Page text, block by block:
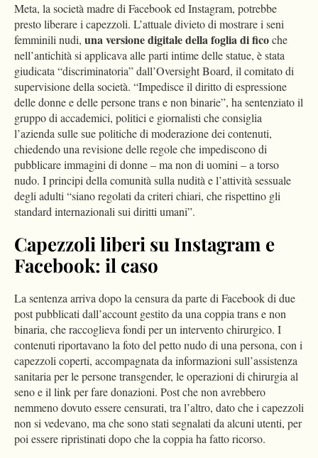
Meta, la società madre di Facebook ed Instagram, potrebbe
presto liberare i capezzoli. L’attuale divieto di mostrare i seni
femminili nudi, una versione digitale della foglia di ficoche
nell’antichità si applicava alle parti intime delle statue, è stata
giudicata “discriminatoria” dall’Oversight Board, il comitato di
supervisione della società. “Impedisce il diritto di espressione
delle donne e delle persone trans e non binarie”, ha sentenziato il
gruppo di accademici, politici e giornalisti che consiglia
l’azienda sulle sue politiche di moderazione dei contenuti,
chiedendo una revisione delle regole che impediscono di
pubblicare immagini di donne – ma non di uomini – a torso
nudo. I principi della comunità sulla nudità e l’attività sessuale
degli adulti “siano regolati da criteri chiari, che rispettino gli
standard internazionali sui diritti umani”.
Capezzoli liberi su Instagram e
Facebook: il caso
La sentenza arriva dopo la censura da parte di Facebook di due
post pubblicati dall’account gestito da una coppia trans e non
binaria, che raccoglieva fondi per un intervento chirurgico. I
contenuti riportavano la foto del petto nudo di una persona, con i
capezzoli coperti, accompagnata da informazioni sull’assistenza
sanitaria per le persone transgender, le operazioni di chirurgia al
seno e il link per fare donazioni. Post che non avrebbero
nemmeno dovuto essere censurati, tra l’altro, dato che i capezzoli
non si vedevano, ma che sono stati segnalati da alcuni utenti, per
poi essere ripristinati dopo che la coppia ha fatto ricorso.